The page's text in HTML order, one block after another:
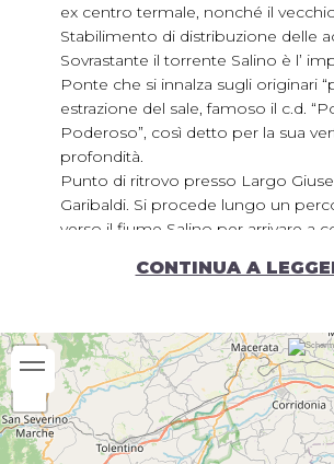
ex centro termale, nonché il
Stabilimento di distribuzione delle
Sovrastante il torrente Salino è l’
Ponte che si innalza sugli originari
estrazione del sale, famoso il c.d.
Poderoso”, così detto per la sua
profondità.
Punto di ritrovo presso Largo
Garibaldi. Si procede lungo un
verso il fiume Salino per arrivare a
Periodo consigliato:
Gennaio
Febbraio Marzo Aprile
Luglio Agosto Settembre Ottobre
Dicembre
Note:
Per maggiori info:
CONTINUA A